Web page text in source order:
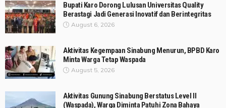
Bupati Karo Dorong Lulusan Universitas Quality
Berastagi Jadi Generasi Inovatif dan Berintegritas
August 6, 2026
Aktivitas Kegempaan Sinabung Menurun, BPBD Karo
Minta Warga Tetap Waspada
August 5, 2026
Aktivitas Gunung Sinabung Berstatus Level II
(Waspada), Warga Diminta Patuhi Zona Bahaya